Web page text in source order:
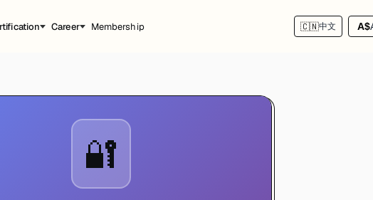
Career Membership 🇨🇳中文 A$
🔐